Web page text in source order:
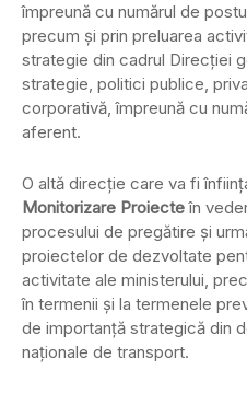
împreună cu numărul de
precum şi prin preluarea
strategie din cadrul Direcţiei
strategie, politici publice,
corporativă, împreună cu
aferent.
O altă direcţie care va fi
Monitorizare Proiecteîn
procesului de pregătire şi
proiectelor de dezvoltate
activitate ale ministerului,
în termenii şi la termenele
de importanţă strategică din
naţionale de transport.